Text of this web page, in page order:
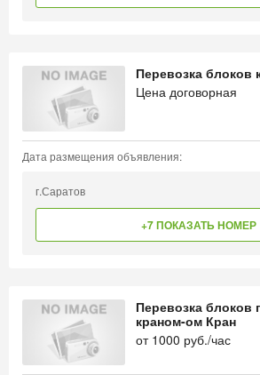
Перевозка блоков
Цена договорная
Дата размещения объявления:
г.Саратов
+7 ПОКАЗАТЬ НОМЕР
Перевозка блоков
краном-ом Кран
от 1000 руб./час